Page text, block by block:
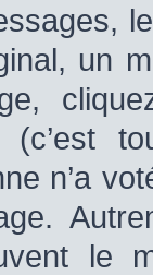
un
(c’est
n’a
le